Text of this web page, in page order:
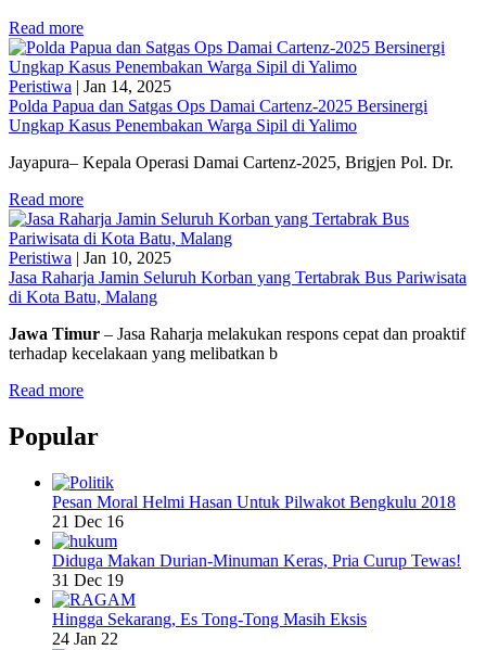
Read more
Peristiwa | Jan 14, 2025
Polda Papua dan Satgas Ops Damai Cartenz-2025 Bersinergi
Ungkap Kasus Penembakan Warga Sipil di Yalimo
Jayapura– Kepala Operasi Damai Cartenz-2025, Brigjen Pol. Dr.
Read more
Peristiwa | Jan 10, 2025
Jasa Raharja Jamin Seluruh Korban yang Tertabrak Bus Pariwisata
di Kota Batu, Malang
Jawa Timur – Jasa Raharja melakukan respons cepat dan proaktif
terhadap kecelakaan yang melibatkan b
Read more
Popular
Pesan Moral Helmi Hasan Untuk Pilwakot Bengkulu 2018
21 Dec 16
Diduga Makan Durian-Minuman Keras, Pria Curup Tewas!
31 Dec 19
Hingga Sekarang, Es Tong-Tong Masih Eksis
24 Jan 22